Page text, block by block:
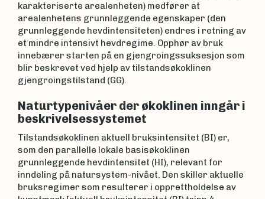
karakteriserte arealenheten) medfører at
arealenhetens grunnleggende egenskaper (den
grunnleggende hevdintensiteten) endres i retning av
et mindre intensivt hevdregime. Opphør av bruk
innebærer starten på en gjengroingssuksesjon som
blir beskrevet ved hjelp av tilstandsøkoklinen
gjengroingstilstand (GG).
Naturtypenivåer der økoklinen inngår i
beskrivelsessystemet
Tilstandsøkoklinen aktuell bruksintensitet (BI) er,
som den parallelle lokale basisøkoklinen
grunnleggende hevdintensitet (HI), relevant for
inndeling på natursystem-nivået. Den skiller aktuelle
bruksregimer som resulterer i opprettholdelse av